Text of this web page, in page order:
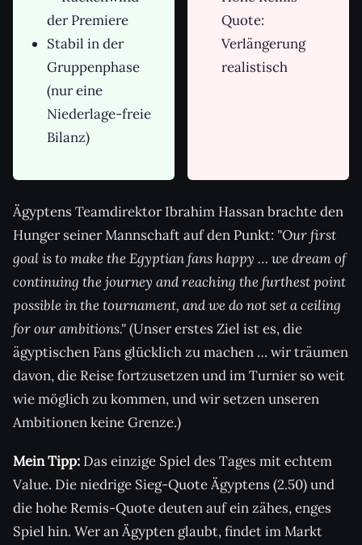
der Premiere
Stabil in der
Gruppenphase
(nur eine
Niederlage-freie
Bilanz)
Quote:
Verlängerung
realistisch
Ägyptens Teamdirektor Ibrahim Hassan brachte den
Hunger seiner Mannschaft auf den Punkt: "Our first
goal is to make the Egyptian fans happy … we dream of
continuing the journey and reaching the furthest point
possible in the tournament, and we do not set a ceiling
for our ambitions."(Unser erstes Ziel ist es, die
ägyptischen Fans glücklich zu machen … wir träumen
davon, die Reise fortzusetzen und im Turnier so weit
wie möglich zu kommen, und wir setzen unseren
Ambitionen keine Grenze.)
Mein Tipp: Das einzige Spiel des Tages mit echtem
Value. Die niedrige Sieg-Quote Ägyptens (2.50) und
die hohe Remis-Quote deuten auf ein zähes, enges
Spiel hin. Wer an Ägypten glaubt, findet im Markt